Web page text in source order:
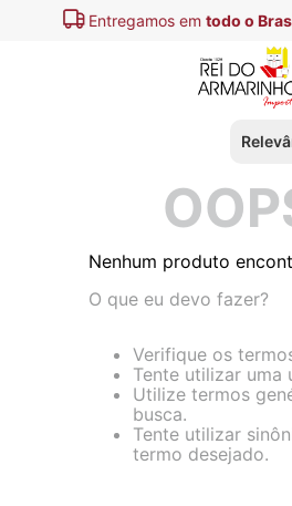
o Brasil
Nenhum produto
O que eu devo fazer?
Verifique os
Tente utilizar uma
Utilize termos
busca.
Tente utilizar
termo desejado.